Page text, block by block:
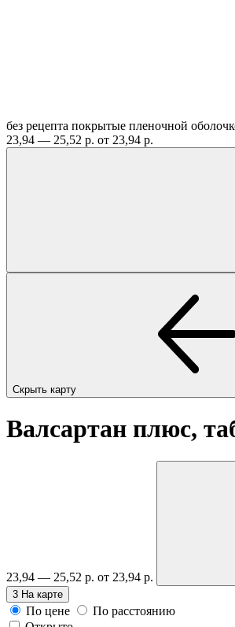
без рецепта покрытые пленочной
23,94 — 25,52 р. от 23,94 р.
Скрыть карту
Валсартан плюс,
23,94 — 25,52 р. от 23,94 р.
3 На карте
По цене
По расстоянию